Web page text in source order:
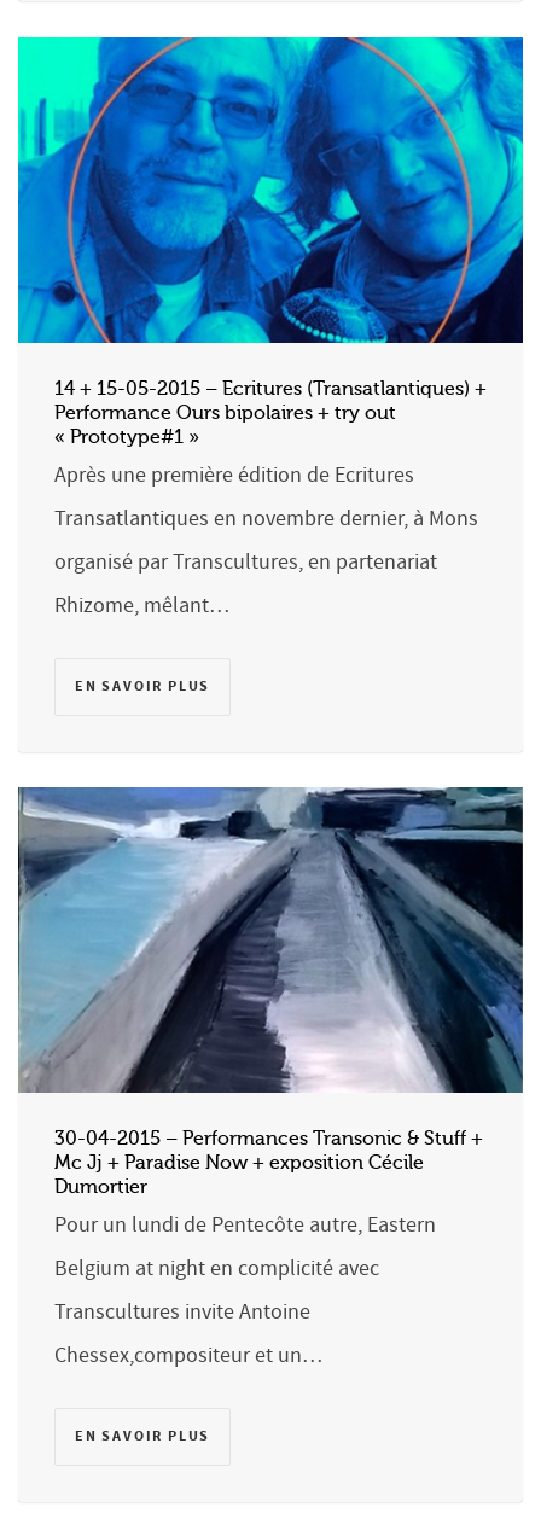
14 + 15-05-2015 – Ecritures (Transatlantiques) +
Performance Ours bipolaires + try out
« Prototype#1 »
Après une première édition de Ecritures
Transatlantiques en novembre dernier, à Mons
organisé par Transcultures, en partenariat
Rhizome, mêlant…
EN SAVOIR PLUS
30-04-2015 – Performances Transonic & Stuff +
Mc Jj + Paradise Now + exposition Cécile
Dumortier
Pour un lundi de Pentecôte autre, Eastern
Belgium at night en complicité avec
Transcultures invite Antoine
Chessex,compositeur et un…
EN SAVOIR PLUS